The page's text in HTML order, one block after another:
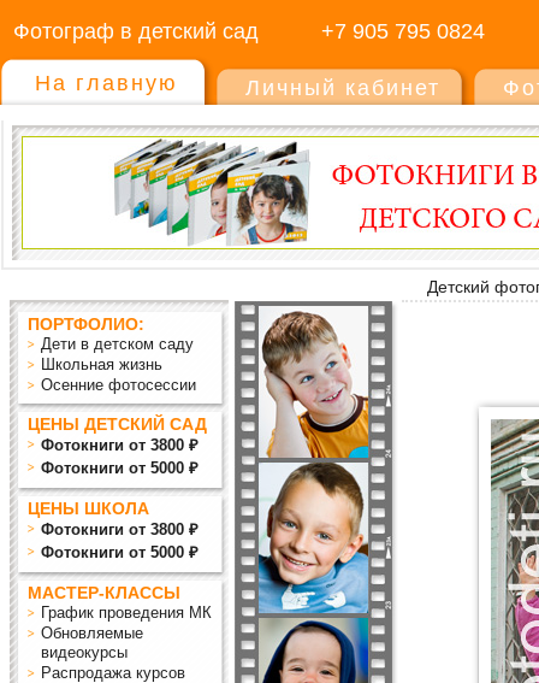
Фотограф в детский сад +7 905 795 0824
На главную Личный кабинет
Детский
ПОРТФОЛИО:
Дети в детском саду
Школьная жизнь
Осенние фотосессии
ЦЕНЫ ДЕТСКИЙ САД
Фотокниги от 3800 ₽
Фотокниги от 5000 ₽
ЦЕНЫ ШКОЛА
Фотокниги от 3800 ₽
Фотокниги от 5000 ₽
МАСТЕР-КЛАССЫ
График проведения МК
Обновляемые
видеокурсы
Распродажа курсов